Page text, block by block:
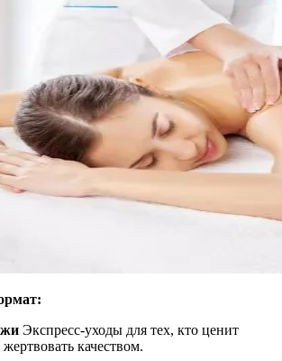
Экспресс-уходы для тех, кто ценит
качеством.